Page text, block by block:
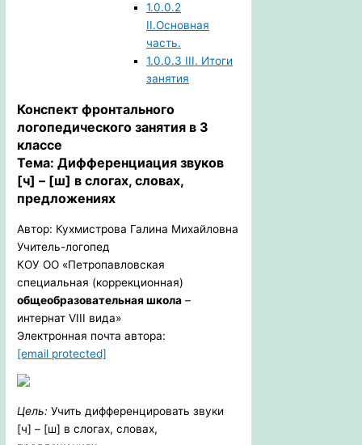
1.0.0.2
II.Основная
часть.
1.0.0.3 III. Итоги
занятия
Конспект фронтального
логопедического занятия в 3
классе
Тема: Дифференциация звуков
[ч] – [ш] в слогах, словах,
предложениях
Автор: Кухмистрова Галина Михайловна
Учитель-логопед
КОУ ОО «Петропавловская
специальная (коррекционная)
общеобразовательная школа –
интернат VIII вида»
Электронная почта автора:
[email protected]
Цель: Учить дифференцировать звуки
[ч] – [ш] в слогах, словах,